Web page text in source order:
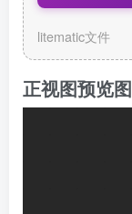
litematic文件
正视图预览图